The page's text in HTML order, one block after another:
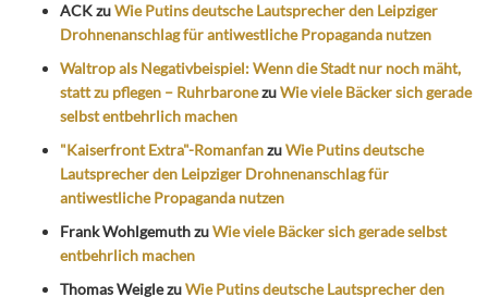
ACKzuWie Putins deutsche Lautsprecher den Leipziger
Drohnenanschlag für antiwestliche Propaganda nutzen
Waltrop als Negativbeispiel: Wenn die Stadt nur noch mäht,
statt zu pflegen – RuhrbaronezuWie viele Bäcker sich gerade
selbst entbehrlich machen
"Kaiserfront Extra"-RomanfanzuWie Putins deutsche
Lautsprecher den Leipziger Drohnenanschlag für
antiwestliche Propaganda nutzen
Frank WohlgemuthzuWie viele Bäcker sich gerade selbst
entbehrlich machen
Thomas WeiglezuWie Putins deutsche Lautsprecher den